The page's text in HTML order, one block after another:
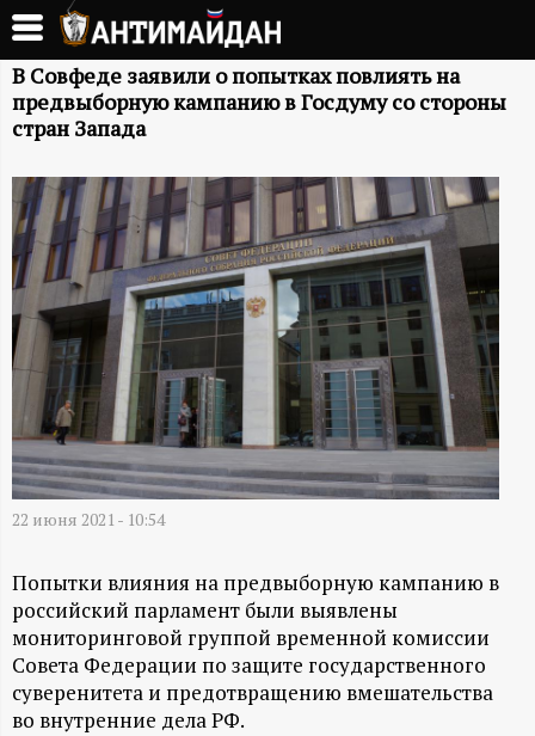
Перейти
основному
содержанию
А
Н
Т
И
М
А
Й
Д
А
Н
-
и
В Совфеде заявили о попытках повлиять на
предвыборную кампанию в Госдуму со стороны
стран Запада
22 июня 2021 - 10:54
Попытки влияния на предвыборную кампанию в
российский парламент были выявлены
мониторинговой группой временной комиссии
Совета Федерации по защите государственного
суверенитета и предотвращению вмешательства
во внутренние дела РФ.